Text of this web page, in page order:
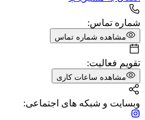
شماره تماس:
مشاهده شماره تماس
تقویم فعالیت:
مشاهده ساعات کاری
وبسایت و شبکه های اجتماعی: